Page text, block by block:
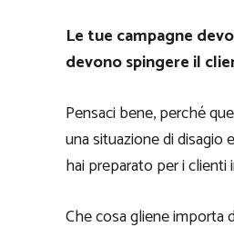
Le tue campagne
devono spingere il
Pensaci bene, perché
una situazione di disagio
hai preparato per i clienti
Che cosa gliene importa